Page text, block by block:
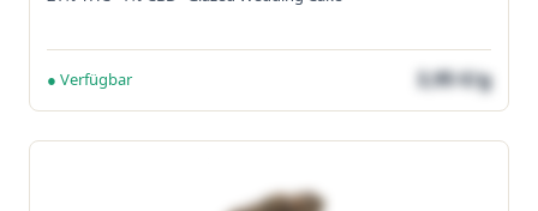
● Verfügbar 3,95 €/g